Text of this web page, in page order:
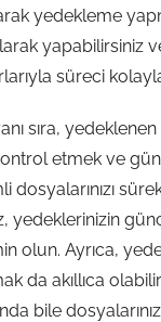
yedekleme
yapabilirsiniz
süreci
sıra, yedeklenen
etmek ve
dosyalarınızı
yedeklerinizin
olun. Ayrıca,
da akıllıca
bile